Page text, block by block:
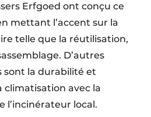
Erfgoed ont conçu ce
mettant l’accent sur la
telle que la réutilisation,
D’autres
la durabilité et
climatisation avec la
l’incinérateur local.